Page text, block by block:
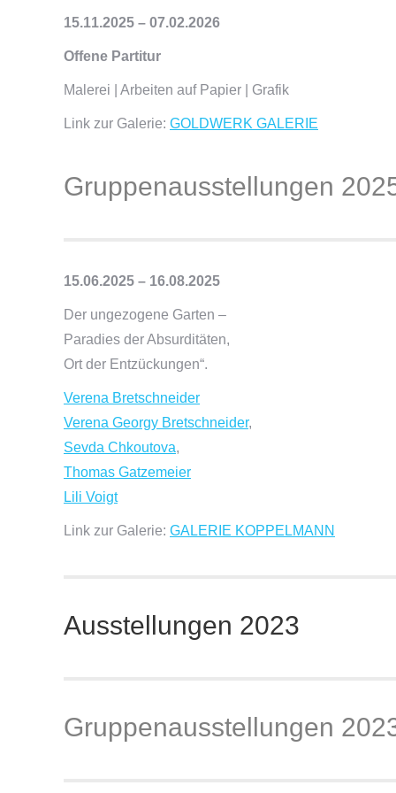
15.11.2025 – 07.02.2026
Offene Partitur
Malerei | Arbeiten auf Papier | Grafik
Link zur Galerie: GOLDWERK GALERIE
Gruppenausstellungen
15.06.2025 – 16.08.2025
Der ungezogene Garten –
Paradies der Absurditäten,
Ort der Entzückungen“.
Verena Bretschneider
Verena Georgy Bretschneider,
Sevda Chkoutova,
Thomas Gatzemeier
Lili Voigt
Link zur Galerie: GALERIE KOPPELMANN
Ausstellungen 2023
Gruppenausstellungen